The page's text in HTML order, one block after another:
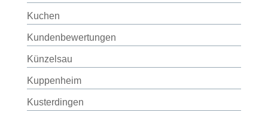
Kuchen
Kundenbewertungen
Künzelsau
Kuppenheim
Kusterdingen